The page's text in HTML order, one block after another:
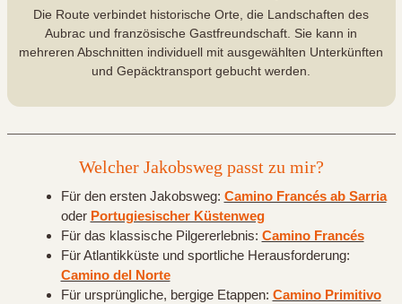
Die Route verbindet historische Orte, die Landschaften des
Aubrac und französische Gastfreundschaft. Sie kann in
mehreren Abschnitten individuell mit ausgewählten Unterkünften
und Gepäcktransport gebucht werden.
Welcher Jakobsweg passt zu mir?
Für den ersten Jakobsweg: Camino Francés ab Sarria
oder Portugiesischer Küstenweg
Für das klassische Pilgererlebnis: Camino Francés
Für Atlantikküste und sportliche Herausforderung:
Camino del Norte
Für ursprüngliche, bergige Etappen: Camino Primitivo